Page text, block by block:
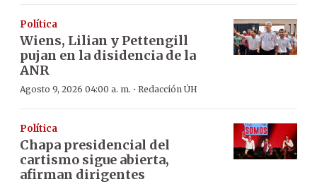
Política
Wiens, Lilian y Pettengill
pujan en la disidencia de la
ANR
Agosto 9, 2026 04:00 a. m. · Redacción ÚH
Política
Chapa presidencial del
cartismo sigue abierta,
afirman dirigentes